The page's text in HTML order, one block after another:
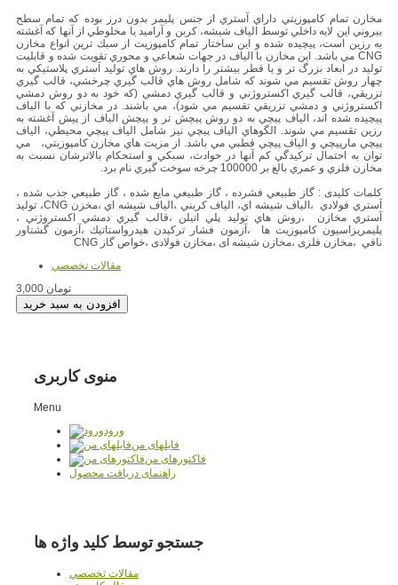
مخازن تمام كامپوزيتي داراي آستري از جنس پليمر بدون درز بوده كه تمام سطح
بيروني اين لايه داخلي توسط الياف شيشه، كربن و آراميد يا مخلوطي از آنها كه آغشته
به رزين است، پيچيده شده و اين ساختار تمام كامپوزيت از سبك ترين انواع مخازن
CNG مي باشد. اين مخازن با الياف در جهات شعاعي و محوري تقويت شده و قابليت
توليد در ابعاد بزرگ تر و يا قطر بيشتر را دارند. روش هاي توليد آستري پلاستيكي به
چهار روش تقسيم مي شوند كه شامل روش هاي قالب گيري چرخشي، قالب گيري
تزريقي، قالب گيري اكستروژني و قالب گيري دمشي (كه خود به دو روش دمشي
اكستروژني و دمشي تزريقي تقسيم مي شود)، مي باشند. در مخازني كه با الياف
پيچيده شده اند، الياف پيچي به دو روش پيچش تر و پيچش الياف از پيش آغشته به
رزين تقسيم مي شوند. الگوهاي الياف پيچي نيز شامل الياف پيچي محيطي، الياف
پيچي مارپيچي و الياف پيچي قطبي مي باشد. از مزيت هاي مخازن كامپوزيتي، مي
توان به احتمال تركيدگي كم آنها در حوادث، سبكي و استحكام بالاترشان نسبت به
مخازن فلزي و عمري بالغ بر 100000 چرخه سوخت گيري نام برد.
کلمات کلیدی : گاز طبيعي فشرده ، گاز طبيعي مايع شده ، گاز طبيعي جذب شده ،
آستري فولادي ،الياف شيشه اي، الياف كربني ،الياف شيشه اي ،مخزن CNG، توليد
آستري مخازن ،روش هاي توليد پلي اتيلن ،قالب گيري دمشي اكستروژني ،
پليمريزاسيون كامپوزيت ها ،آزمون فشار تركيدن هيدرواستاتيك ،آزمون گشتاور
نافي ،مخازن فلزی ،مخازن شیشه ای ،مخازن فولادی ،خواص گاز CNG
مقالات تخصصي
3,000 تومان
منوی کاربری
Menu
ورود
فایلهای من
فاکتورهای من
راهنمای دریافت محصول
جستجو توسط کلید واژه ها
مقالات تخصصي